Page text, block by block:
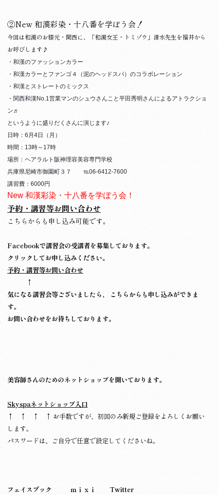
②New 和漢彩染・十八番を学ぼう会！
今回は和漢のお膝元・関西に、「和漢女王・トミゾウ」清水先生を福井から
お呼びします♪
・和漢のファッションカラー
・和漢カラーとファンゴ４（泥のヘッドスパ）のコラボレーション
・和漢とストレートのミックス
・関西和漢No.1営業マンのシュウさんこと平田秀明さんによるアトラクショ
ン♬
というように盛りだくさんに演じます♪
日時：6月4日（月）
時間：13時～17時
場所：ヘアラルト阪神理容美容専門学校
兵庫県尼崎市御園町３７ ℡06-6412-7600
講習費：6000円
New 和漢彩染・十八番を学ぼう会！
予約・講習等お問い合わせ
こちらからも申し込み可能です。
Facebookで講習会の受講者を募集しております。
クリックしてお申し込みください。
予約・講習等お問い合わせ
↑
気になる講習会等ございましたら、 こちらからも申し込みができま
す。
お問い合わせをお待ちしております。
美容師さんのためのネットショップを開いております。
Skyspaネットショップ入口
↑ ↑ ↑ ↑ お手数ですが、初回のみ新規ご登録をよろしくお願い
します。
パスワードは、ご自分で任意で設定してくださいね。
フェイスブック ｍｉｘｉ
Twitter